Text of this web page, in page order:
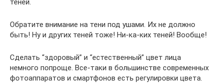
Обратите внимание на тени под ушами. Их не должно
быть! Ну и других теней тоже! Ни-ка-ких теней! Вообще!
Сделать “здоровый” и “естественный” цвет лица
немного попроще. Все-таки в большинстве современных
фотоаппаратов и смартфонов есть регулировки цвета.